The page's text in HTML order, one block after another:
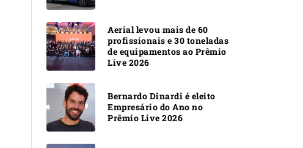
Aerial levou mais de 60
profissionais e 30 toneladas
de equipamentos ao Prêmio
Live 2026
Bernardo Dinardi é eleito
Empresário do Ano no
Prêmio Live 2026